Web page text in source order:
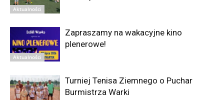
Aktualności
Aktualności
Zapraszamy na wakacyjne kino
plenerowe!
Turniej Tenisa Ziemnego o Puchar
Burmistrza Warki